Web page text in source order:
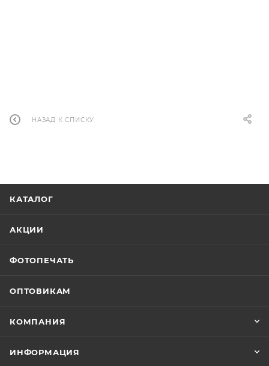
НАЗАД К СПИСКУ
КАТАЛОГ
АКЦИИ
ФОТОПЕЧАТЬ
ОПТОВИКАМ
КОМПАНИЯ
ИНФОРМАЦИЯ